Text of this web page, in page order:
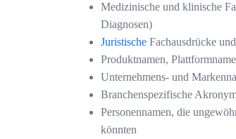
Medizinische und klinische
Diagnosen)
Juristische Fachausdrücke
Produktnamen,
Unternehmens- und
Branchenspezifische
Personennamen, die
könnten